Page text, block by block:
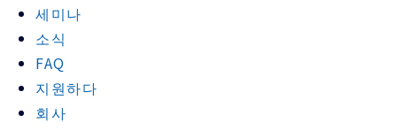
세미나
소식
FAQ
지원하다
회사